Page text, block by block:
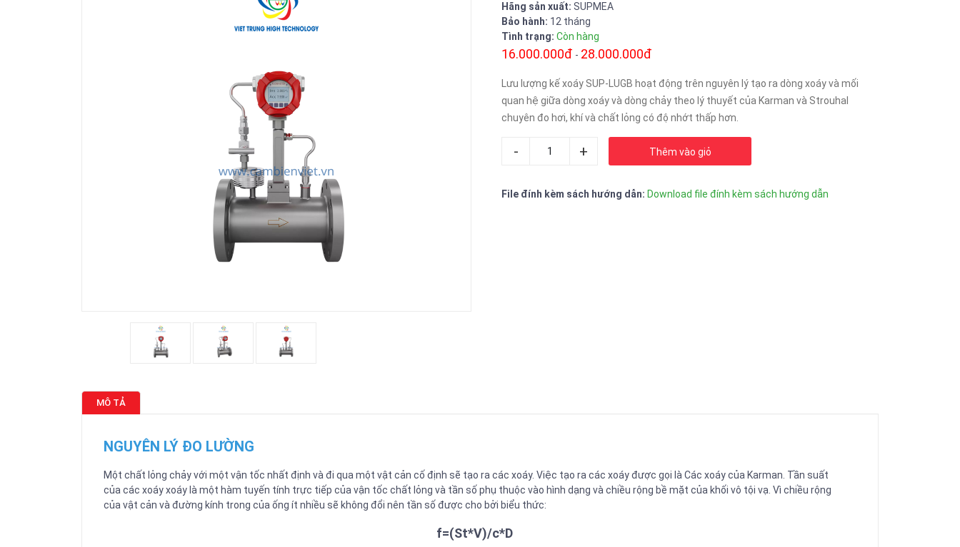
Hãng sản xuất: SUPMEA
Bảo hành: 12 tháng
Tình trạng: Còn hàng
16.000.000đ - 28.000.000đ
Lưu lượng kế xoáy SUP-LUGB hoạt động trên nguyên lý tạo ra dòng xoáy và mối
quan hệ giữa dòng xoáy và dòng chảy theo lý thuyết của Karman và Strouhal
chuyên đo hơi, khí và chất lỏng có độ nhớt thấp hơn.
- + Thêm vào giỏ
File đính kèm sách hướng dẫn: Download file đính kèm sách hướng dẫn
MÔ TẢ
NGUYÊN LÝ ĐO LƯỜNG
Một chất lỏng chảy với một vận tốc nhất định và đi qua một vật cản cố định sẽ tạo ra các xoáy. Việc tạo ra các xoáy được gọi là Các xoáy của Karman. Tần suất
của các xoáy xoáy là một hàm tuyến tính trực tiếp của vận tốc chất lỏng và tần số phụ thuộc vào hình dạng và chiều rộng bề mặt của khối vô tội vạ. Vì chiều rộng
của vật cản và đường kính trong của ống ít nhiều sẽ không đổi nên tần số được cho bởi biểu thức:
f=(St*V)/c*D